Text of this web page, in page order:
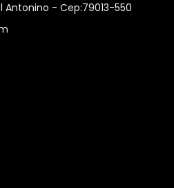
Antonino - Cep:79013-550